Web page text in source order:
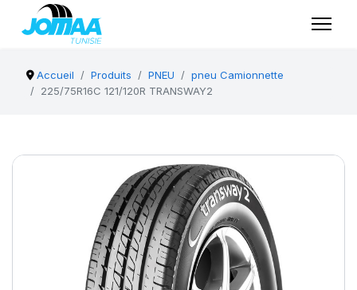
Accueil Produits PNEU
pneu Camionnette
225/75R16C 121/120R TRANSWAY2